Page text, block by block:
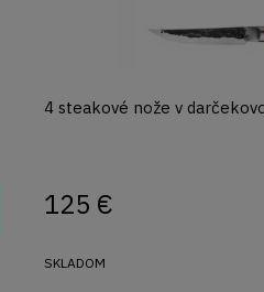
4 steakové nože v
125 €
SKLADOM